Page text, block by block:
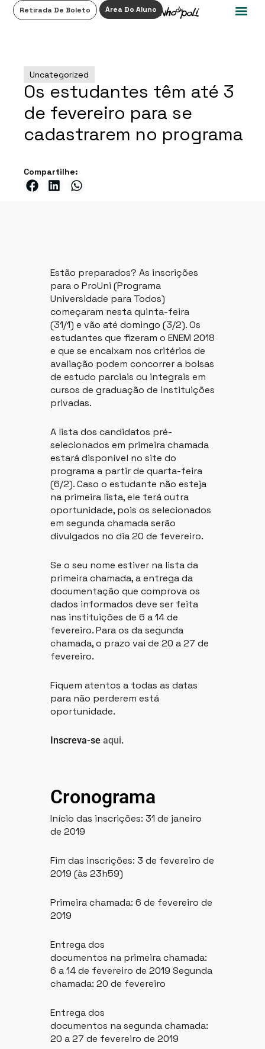
Retirada De Boleto Área Do Aluno
Uncategorized
Os estudantes têm até 3
de fevereiro para se
cadastrarem no programa
Compartilhe:
Estão preparados? As inscrições
para o ProUni (Programa
Universidade para Todos)
começaram nesta quinta-feira
(31/1) e vão até domingo (3/2). Os
estudantes que fizeram o ENEM 2018
e que se encaixam nos critérios de
avaliação podem concorrer a bolsas
de estudo parciais ou integrais em
cursos de graduação de instituições
privadas.
A lista dos candidatos pré-
selecionados em primeira chamada
estará disponível no site do
programa a partir de quarta-feira
(6/2). Caso o estudante não esteja
na primeira lista, ele terá outra
oportunidade, pois os selecionados
em segunda chamada serão
divulgados no dia 20 de fevereiro.
Se o seu nome estiver na lista da
primeira chamada, a entrega da
documentação que comprova os
dados informados deve ser feita
nas instituições de 6 a 14 de
fevereiro. Para os da segunda
chamada, o prazo vai de 20 a 27 de
fevereiro.
Fiquem atentos a todas as datas
para não perderem está
oportunidade.
Inscreva-se aqui.
Cronograma
Início das inscrições: 31 de janeiro
de 2019
Fim das inscrições: 3 de fevereiro de
2019 (às 23h59)
Primeira chamada: 6 de fevereiro de
2019
Entrega dos
documentos na primeira chamada:
6 a 14 de fevereiro de 2019 Segunda
chamada: 20 de fevereiro
Entrega dos
documentos na segunda chamada:
20 a 27 de fevereiro de 2019